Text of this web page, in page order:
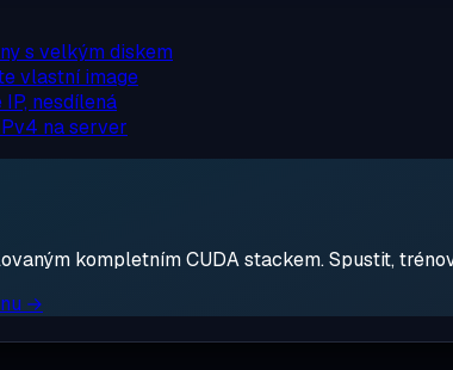
s velkým diskem
vlastní image
IP, nesdílená
na server
kompletním CUDA stackem. Spustit,
→